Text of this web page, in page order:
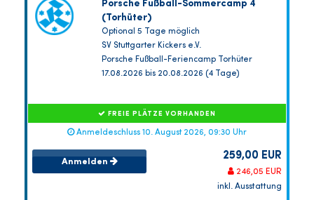
Porsche Fußball-Sommercamp 4
(Torhüter)
Optional 5 Tage möglich
SV Stuttgarter Kickers e.V.
Porsche Fußball-Feriencamp Torhüter
17.08.2026 bis 20.08.2026 (4 Tage)
FREIE PLÄTZE VORHANDEN
Anmeldeschluss 10. August 2026, 09:30 Uhr
Anmelden 259,00 EUR
246,05 EUR
inkl. Ausstattung